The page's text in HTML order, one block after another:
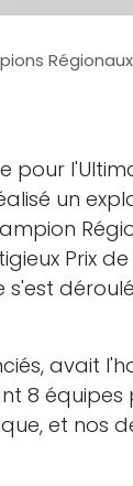
et Prix
pour
un
Prix de
avait
8 équipes
et nos